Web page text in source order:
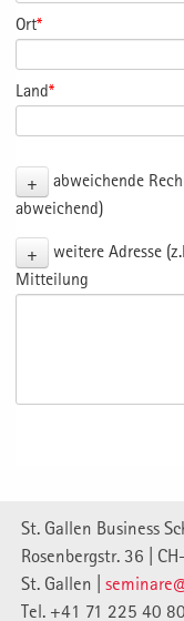
Ort*
Land*
+
abweichende
abweichend)
+
weitere Adresse
Mitteilung
St. Gallen Business
Rosenbergstr. 36 |
St. Gallen |
Tel. +41 71 225 40 80